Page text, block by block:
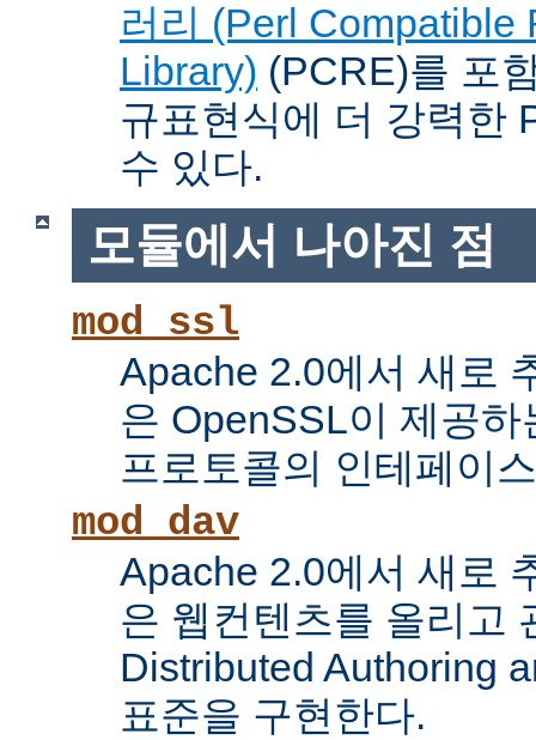
러리 (Perl Compatible
Library) (PCRE)를 포
규표현식에 더 강력한
수 있다.
모듈에서 나아진 점
mod_ssl
Apache 2.0에서 새로
은 OpenSSL이 제공
프로토콜의 인테페이
mod_dav
Apache 2.0에서 새로
은 웹컨텐츠를 올리고
Distributed Authoring
표준을 구현한다.